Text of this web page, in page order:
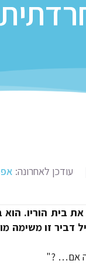
עודכן לאחרונה: אפריל
את בית
דביר זו
אם… ?"